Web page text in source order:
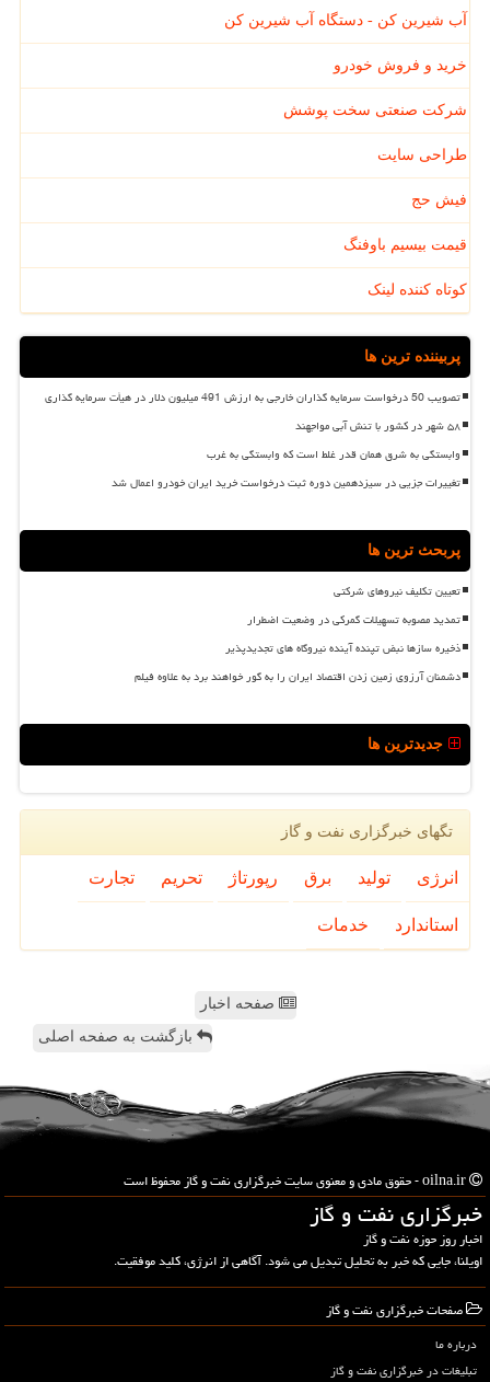
آب شیرین کن - دستگاه آب شیرین کن
خرید و فروش خودرو
شرکت صنعتی سخت پوشش
طراحی سایت
فیش حج
قیمت بیسیم باوفنگ
کوتاه کننده لینک
پربیننده ترین ها
تصویب 50 درخواست سرمایه گذاران خارجی به ارزش 491 میلیون دلار در هیأت سرمایه گذاری
۵۸ شهر در کشور با تنش آبی مواجهند
وابستگی به شرق همان قدر غلط است که وابستگی به غرب
تغییرات جزیی در سیزدهمین دوره ثبت درخواست خرید ایران خودرو اعمال شد
پربحث ترین ها
تعیین تکلیف نیروهای شرکتی
تمدید مصوبه تسهیلات گمرکی در وضعیت اضطرار
ذخیره سازها نبض تپنده آینده نیروگاه های تجدیدپذیر
دشمنان آرزوی زمین زدن اقتصاد ایران را به گور خواهند برد به علاوه فیلم
جدیدترین ها
تگهای خبرگزاری نفت و گاز
انرژی تولید برق رپورتاژ تحریم تجارت
استاندارد خدمات
صفحه اخبار
بازگشت به صفحه اصلی
خبرگزاری نفت و گاز
اخبار روز حوزه نفت و گاز
اویلنا، جایی که خبر به تحلیل تبدیل می شود. آگاهی از انرژی، کلید موفقیت.
صفحات خبرگزاری نفت و گاز
درباره ما
تبلیغات در خبرگزاری نفت و گاز